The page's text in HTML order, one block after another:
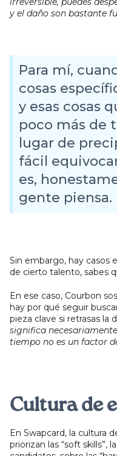
y el daño son bastante
Para mí,
cosas
y esas cosas
poco más de
lugar de
fácil
es,
gente piensa.
Sin embargo, hay casos
de cierto talento, sabes
En ese caso, Courbon
hay por qué seguir
pieza clave si retrasas la
significa
tiempo no es un factor
Cultura de
En Swapcard, la cultura
priorizan las “soft skills”,